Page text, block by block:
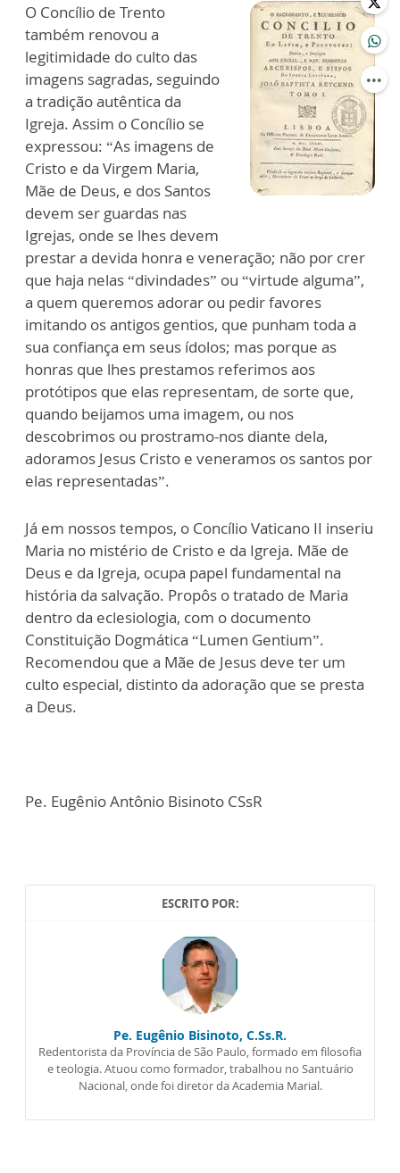
O Concílio de Trento
também renovou a
legitimidade do culto das
imagens sagradas, seguindo
a tradição autêntica da
Igreja. Assim o Concílio se
expressou: “As imagens de
Cristo e da Virgem Maria,
Mãe de Deus, e dos Santos
devem ser guardas nas
Igrejas, onde se lhes devem
prestar a devida honra e veneração; não por crer
que haja nelas “divindades” ou “virtude alguma”,
a quem queremos adorar ou pedir favores
imitando os antigos gentios, que punham toda a
sua confiança em seus ídolos; mas porque as
honras que lhes prestamos referimos aos
protótipos que elas representam, de sorte que,
quando beijamos uma imagem, ou nos
descobrimos ou prostramo-nos diante dela,
adoramos Jesus Cristo e veneramos os santos por
elas representadas”.
Já em nossos tempos, o Concílio Vaticano II inseriu
Maria no mistério de Cristo e da Igreja. Mãe de
Deus e da Igreja, ocupa papel fundamental na
história da salvação. Propôs o tratado de Maria
dentro da eclesiologia, com o documento
Constituição Dogmática “Lumen Gentium”.
Recomendou que a Mãe de Jesus deve ter um
culto especial, distinto da adoração que se presta
a Deus.
Pe. Eugênio Antônio Bisinoto CSsR
ESCRITO POR:
Pe. Eugênio Bisinoto, C.Ss.R.
Redentorista da Província de São Paulo, formado em filosofia
e teologia. Atuou como formador, trabalhou no Santuário
Nacional, onde foi diretor da Academia Marial.